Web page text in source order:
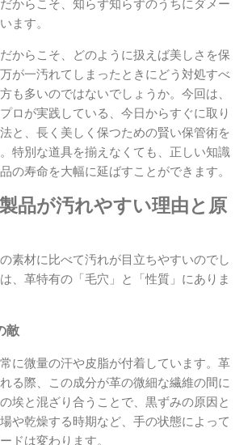
からこそ、知らず知らずのうちにダメー
ます。
からこそ、どのように扱えば美しさを保
が一汚れてしまったときにどう対処すべ
も多いのではないでしょうか。今回は、
ロが実践している、今日からすぐに取り
と、長く美しく保つための賢い保管術を
特別な道具を揃えなくても、正しい知識
の寿命を大幅に延ばすことができます。
品が汚れやすい理由と原
素材に比べて汚れが目立ちやすいのでし
、革特有の「毛穴」と「性質」にありま
敵
に微量の汗や皮脂が付着しています。革
る際、この成分が革の微細な繊維の間に
埃と混ざり合うことで、黒ずみの原因と
や乾燥する時期など、手の状態によって
ドは変わります。